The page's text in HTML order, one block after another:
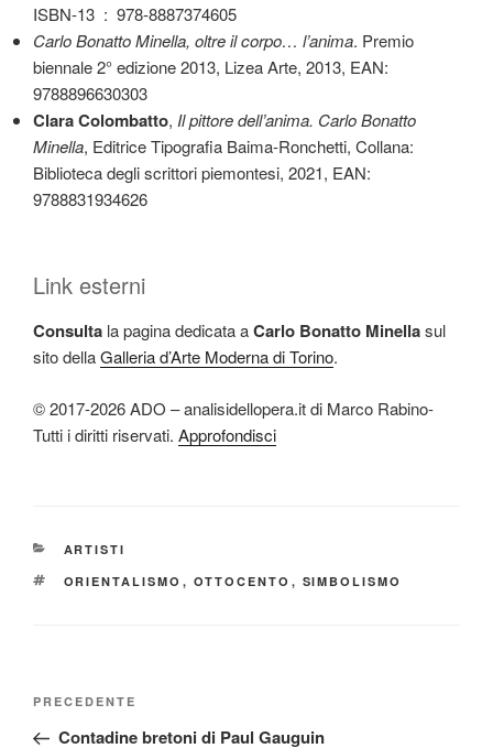
ISBN-13 ‏ : ‎ 978-8887374605
Carlo Bonatto Minella, oltre il corpo… l’anima. Premio
biennale 2° edizione 2013, Lizea Arte, 2013, EAN:
9788896630303
Clara Colombatto, Il pittore dell’anima. Carlo Bonatto
Minella, Editrice Tipografia Baima-Ronchetti, Collana:
Biblioteca degli scrittori piemontesi, 2021, EAN:
9788831934626
Link esterni
Consulta la pagina dedicata aCarlo Bonatto Minellasul
sito dellaGalleria d’Arte Moderna di Torino.
© 2017-2026 ADO – analisidellopera.it di Marco Rabino-
Tutti i diritti riservati. Approfondisci
CATEGORIE
ARTISTI
TAG
ORIENTALISMO , OTTOCENTO , SIMBOLISMO
Navigazione
Articolo
precedente:
PRECEDENTE
Contadine bretoni di Paul Gauguin